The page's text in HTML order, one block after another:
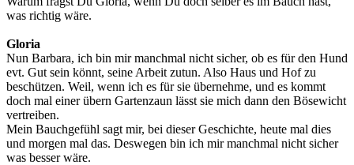
was richtig wäre.
Gloria
Nun Barbara, ich bin mir manchmal nicht sicher, ob es für den Hund
evt. Gut sein könnt, seine Arbeit zutun. Also Haus und Hof zu
beschützen. Weil, wenn ich es für sie übernehme, und es kommt
doch mal einer übern Gartenzaun lässt sie mich dann den Bösewicht
vertreiben.
Mein Bauchgefühl sagt mir, bei dieser Geschichte, heute mal dies
und morgen mal das. Deswegen bin ich mir manchmal nicht sicher
was besser wäre.